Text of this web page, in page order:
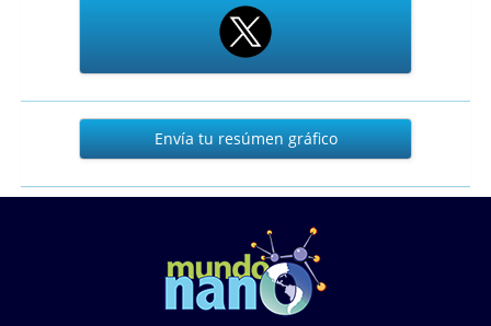
Envía
resúmen
gráfico
Envía tu resúmen gráfico